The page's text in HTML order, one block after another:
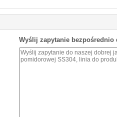
Wyślij zapytanie bezpośrednio